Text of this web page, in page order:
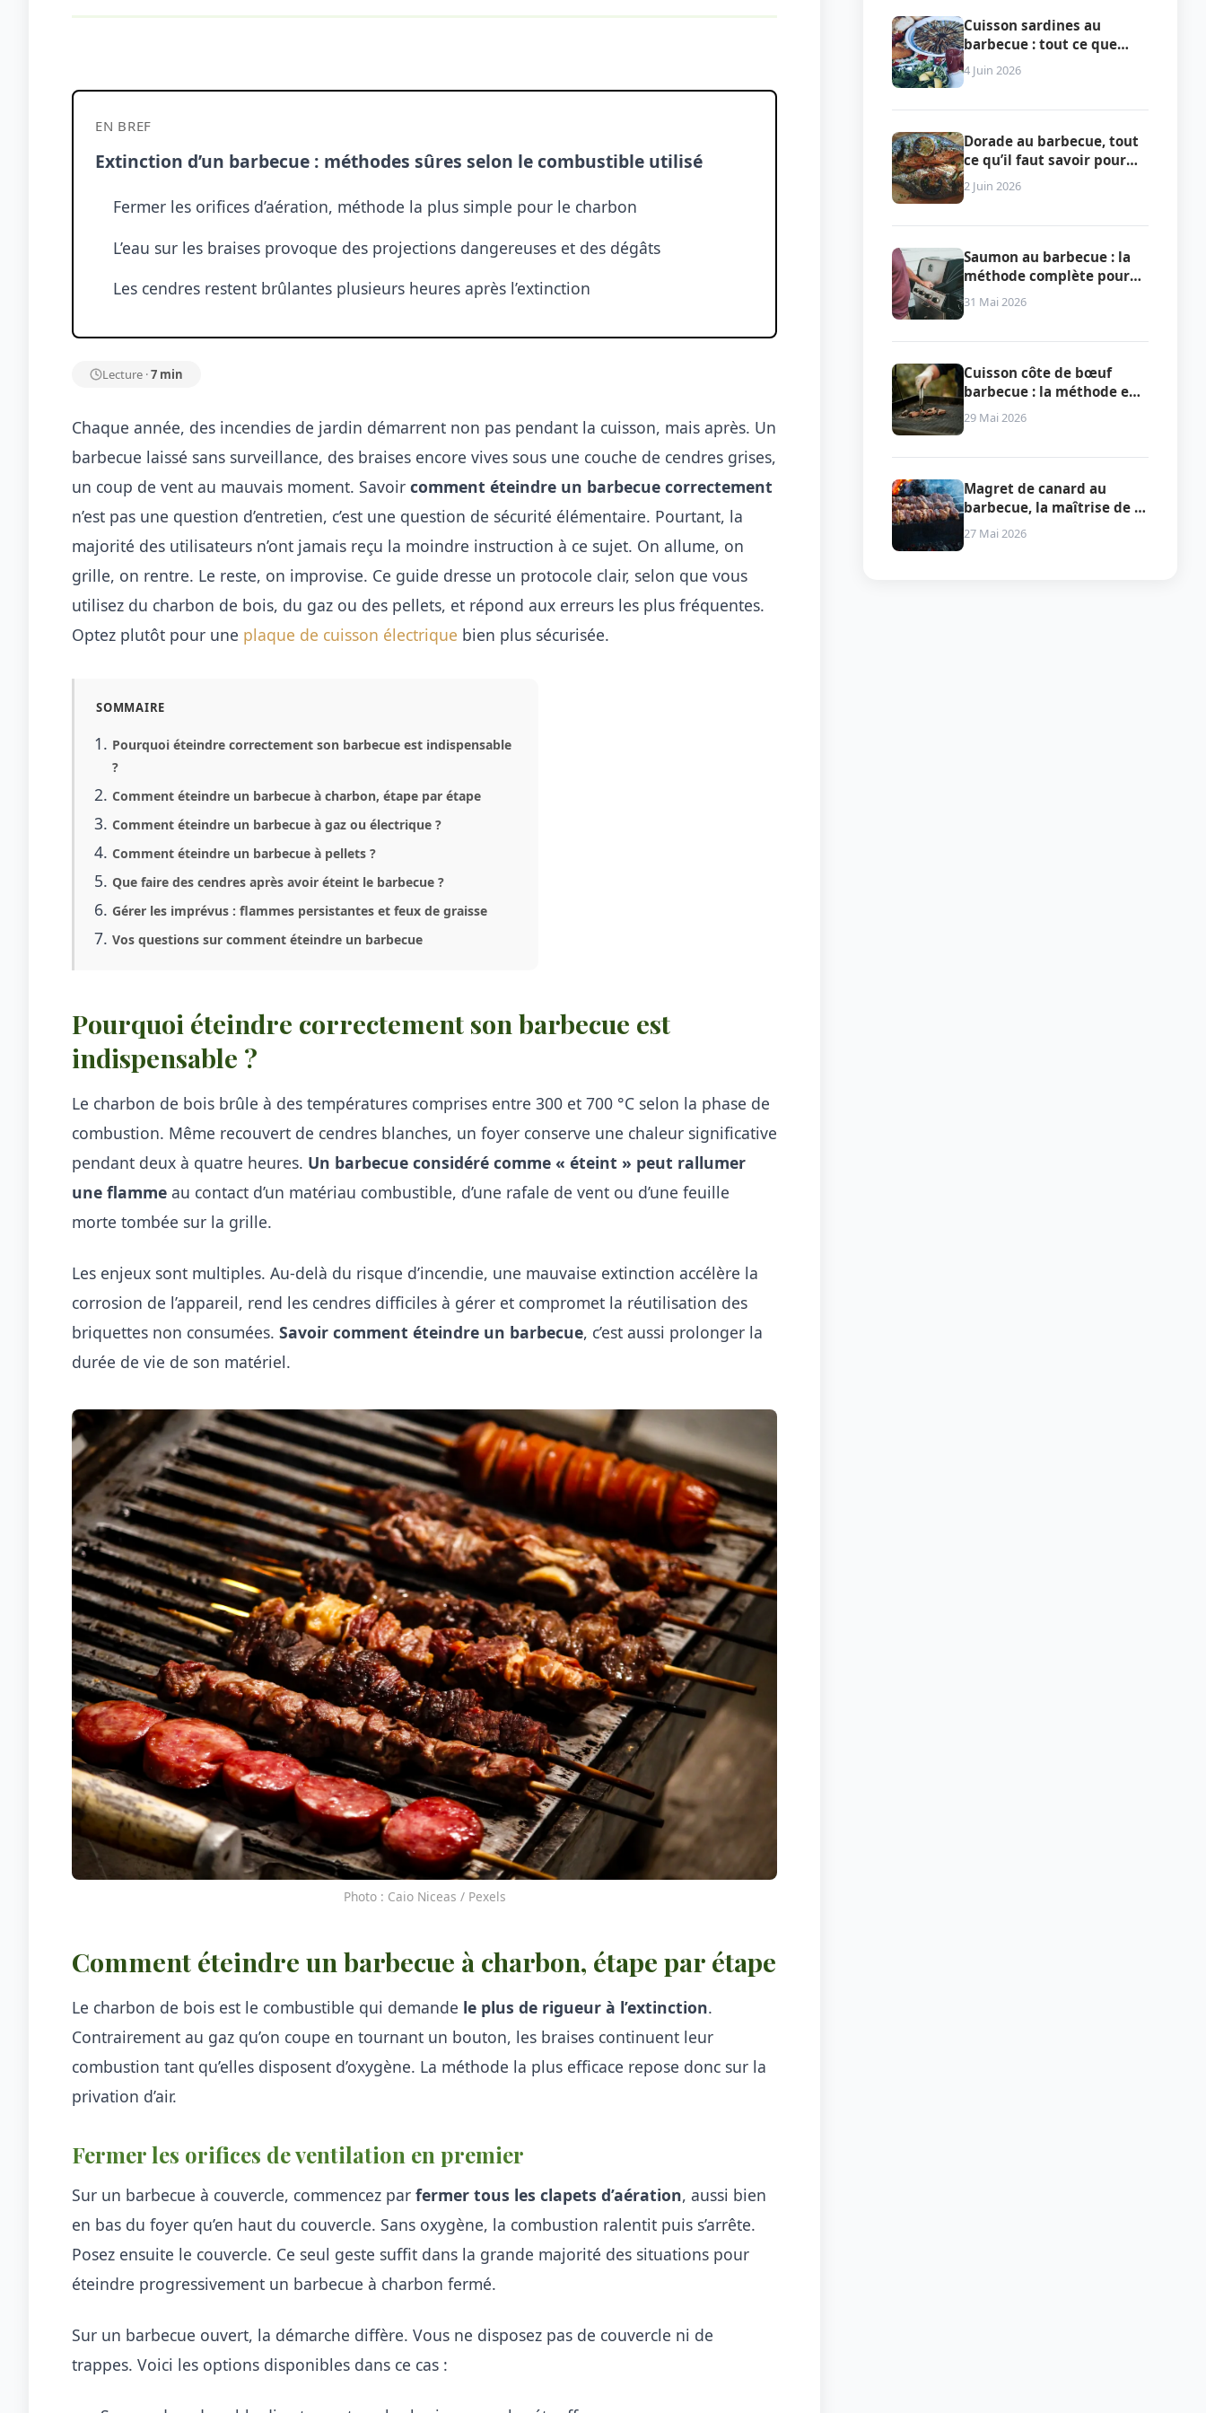
EN BREF
Extinction d’un barbecue : méthodes sûres selon le combustible utilisé
Fermer les orifices d’aération, méthode la plus simple pour le charbon
L’eau sur les braises provoque des projections dangereuses et des dégâts
Les cendres restent brûlantes plusieurs heures après l’extinction
Lecture ·7 min
Chaque année, des incendies de jardin démarrent non pas pendant la cuisson, mais après. Un
barbecue laissé sans surveillance, des braises encore vives sous une couche de cendres grises,
un coup de vent au mauvais moment. Savoir comment éteindre un barbecue correctement
n’est pas une question d’entretien, c’est une question de sécurité élémentaire. Pourtant, la
majorité des utilisateurs n’ont jamais reçu la moindre instruction à ce sujet. On allume, on
grille, on rentre. Le reste, on improvise. Ce guide dresse un protocole clair, selon que vous
utilisez du charbon de bois, du gaz ou des pellets, et répond aux erreurs les plus fréquentes.
Optez plutôt pour une plaque de cuisson électrique bien plus sécurisée.
SOMMAIRE
Pourquoi éteindre correctement son barbecue est indispensable
?
Comment éteindre un barbecue à charbon, étape par étape
Comment éteindre un barbecue à gaz ou électrique ?
Comment éteindre un barbecue à pellets ?
Que faire des cendres après avoir éteint le barbecue ?
Gérer les imprévus : flammes persistantes et feux de graisse
Vos questions sur comment éteindre un barbecue
Pourquoi éteindre correctement son barbecue est
indispensable ?
Le charbon de bois brûle à des températures comprises entre 300 et 700 °C selon la phase de
combustion. Même recouvert de cendres blanches, un foyer conserve une chaleur significative
pendant deux à quatre heures. Un barbecue considéré comme « éteint » peut rallumer
une flamme au contact d’un matériau combustible, d’une rafale de vent ou d’une feuille
morte tombée sur la grille.
Les enjeux sont multiples. Au-delà du risque d’incendie, une mauvaise extinction accélère la
corrosion de l’appareil, rend les cendres difficiles à gérer et compromet la réutilisation des
briquettes non consumées. Savoir comment éteindre un barbecue, c’est aussi prolonger la
durée de vie de son matériel.
Photo : Caio Niceas / Pexels
Comment éteindre un barbecue à charbon, étape par étape
Le charbon de bois est le combustible qui demande le plus de rigueur à l’extinction.
Contrairement au gaz qu’on coupe en tournant un bouton, les braises continuent leur
combustion tant qu’elles disposent d’oxygène. La méthode la plus efficace repose donc sur la
privation d’air.
Fermer les orifices de ventilation en premier
Sur un barbecue à couvercle, commencez par fermer tous les clapets d’aération, aussi bien
en bas du foyer qu’en haut du couvercle. Sans oxygène, la combustion ralentit puis s’arrête.
Posez ensuite le couvercle. Ce seul geste suffit dans la grande majorité des situations pour
éteindre progressivement un barbecue à charbon fermé.
Sur un barbecue ouvert, la démarche diffère. Vous ne disposez pas de couvercle ni de
trappes. Voici les options disponibles dans ce cas :
Cuisson sardines au
barbecue : tout ce que
vous devez vraiment
savoir pour réussir le plat
4 Juin 2026
Dorade au barbecue, tout
ce qu’il faut savoir pour
réussir la cuisson
2 Juin 2026
Saumon au barbecue : la
méthode complète pour
une cuisson parfaite
31 Mai 2026
Cuisson côte de bœuf
barbecue : la méthode en
deux zones qui garantit la
29 Mai 2026
Magret de canard au
barbecue, la maîtrise de la
peau et du feu
27 Mai 2026